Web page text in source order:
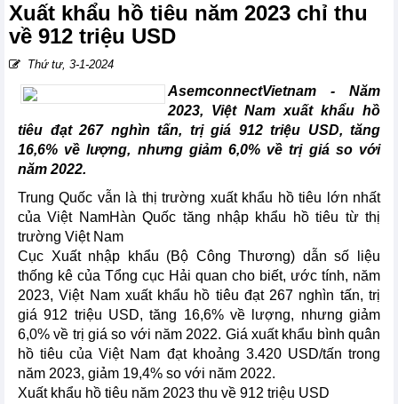
Xuất khẩu hồ tiêu năm 2023 chỉ thu
về 912 triệu USD
Thứ tư, 3-1-2024
AsemconnectVietnam - Năm
2023, Việt Nam xuất khẩu hồ
tiêu đạt 267 nghìn tấn, trị giá 912 triệu USD, tăng
16,6% về lượng, nhưng giảm 6,0% về trị giá so với
năm 2022.
Trung Quốc vẫn là thị trường xuất khẩu hồ tiêu lớn nhất
của Việt NamHàn Quốc tăng nhập khẩu hồ tiêu từ thị
trường Việt Nam
Cục Xuất nhập khẩu (Bộ Công Thương) dẫn số liệu
thống kê của Tổng cục Hải quan cho biết, ước tính, năm
2023, Việt Nam xuất khẩu hồ tiêu đạt 267 nghìn tấn, trị
giá 912 triệu USD, tăng 16,6% về lượng, nhưng giảm
6,0% về trị giá so với năm 2022. Giá xuất khẩu bình quân
hồ tiêu của Việt Nam đạt khoảng 3.420 USD/tấn trong
năm 2023, giảm 19,4% so với năm 2022.
Xuất khẩu hồ tiêu năm 2023 thu về 912 triệu USD